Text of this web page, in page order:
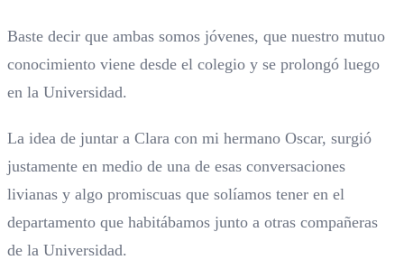
Baste decir que ambas somos jóvenes, que nuestro mutuo
conocimiento viene desde el colegio y se prolongó luego
en la Universidad.
La idea de juntar a Clara con mi hermano Oscar, surgió
justamente en medio de una de esas conversaciones
livianas y algo promiscuas que solíamos tener en el
departamento que habitábamos junto a otras compañeras
de la Universidad.